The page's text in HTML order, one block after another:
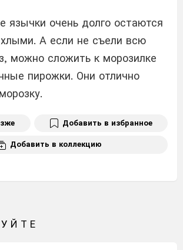
язычки очень долго остаются
А если не съели всю
можно сложить к морозилке
пирожки. Они отлично
Добавить в избранное
Добавить в коллекцию